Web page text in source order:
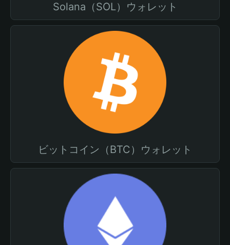
Solana（SOL）ウォレット
ビットコイン（BTC）ウォレット